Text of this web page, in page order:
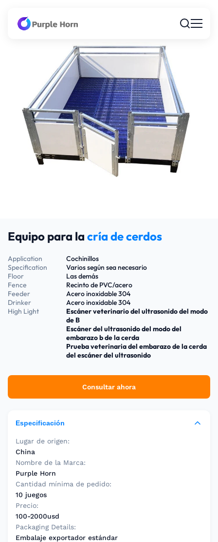
Equipo para la cría de cerdos
Application
Cochinillos
Specification
Varios según sea necesario
Floor
Las demás
Fence
Recinto de PVC/acero
Feeder
Acero inoxidable 304
Drinker
Acero inoxidable 304
High Light
Escáner veterinario del ultrasonido del modo
de B
Escáner del ultrasonido del modo del
embarazo b de la cerda
Prueba veterinaria del embarazo de la cerda
del escáner del ultrasonido
Consultar ahora
Especificación
Lugar de origen:
China
Nombre de la Marca:
Purple Horn
Cantidad mínima de pedido:
10 juegos
Precio:
100-2000usd
Packaging Details:
Embalaje exportador estándar